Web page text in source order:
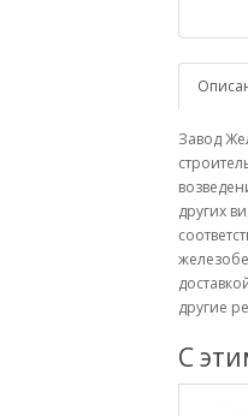
Завод
других
другие
С